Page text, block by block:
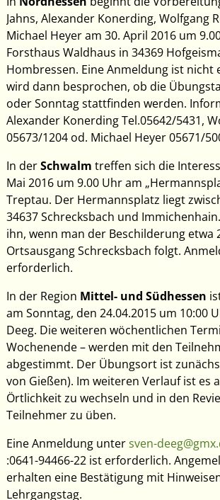
Jahns, Alexander Konerding, Wolfgang
Michael Heyer am 30. April 2016 um
Forsthaus Waldhaus in 34369
Hombressen. Eine Anmeldung ist nicht
wird dann besprochen, ob die
oder Sonntag stattfinden werden.
Alexander Konerding Tel.05642/5431,
05673/1204 od. Michael Heyer 05671/
In derSchwalm treffen sich die
Mai 2016 um 9.00 Uhr am
Treptau. Der Hermannsplatz liegt
34637 Schrecksbach und
ihn, wenn man der Beschilderung etwa
Ortsausgang Schrecksbach folgt.
erforderlich.
In der Region Mittel- und Südhessen
am Sonntag, den 24.04.2015 um 10:00
Deeg. Die weiteren wöchentlichen
Wochenende – werden mit den
abgestimmt. Der Übungsort ist
von Gießen). Im weiteren Verlauf ist es
Örtlichkeit zu wechseln und in den
Teilnehmer zu üben.
Eine Anmeldung untersven-
:0641-94466-22 ist erforderlich.
erhalten eine Bestätigung mit
Lehrgangstag.